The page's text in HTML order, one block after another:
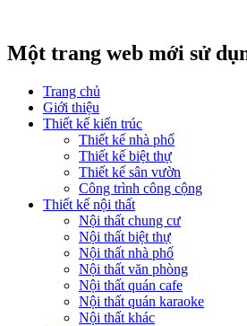
Một trang web mới sử
Trang chủ
Giới thiệu
Thiết kế kiến trúc
Thiết kế nhà phố
Thiết kế biệt thự
Thiết kế sân vườn
Công trình công cộng
Thiết kế nội thất
Nội thất chung cư
Nội thất biệt thự
Nội thất nhà phố
Nội thất văn phòng
Nội thất quán cafe
Nội thất quán karaoke
Nội thất khác